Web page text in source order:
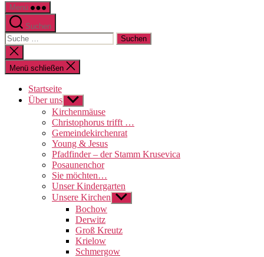
Menü
Suchen
Suche
nach:
Suche
schließen
Menü schließen
Startseite
Über uns Untermenü
anzeigen
Kirchenmäuse
Christophorus trifft …
Gemeindekirchenrat
Young & Jesus
Pfadfinder – der Stamm Krusevica
Posaunenchor
Sie möchten…
Unser Kindergarten
Unsere Kirchen Untermenü
anzeigen
Bochow
Derwitz
Groß Kreutz
Krielow
Schmergow